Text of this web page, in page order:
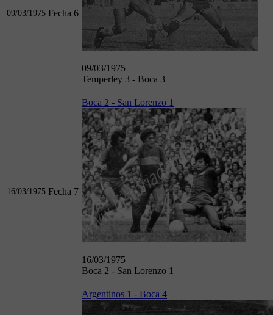
09/03/1975 Fecha 6
09/03/1975
Temperley 3 - Boca 3
16/03/1975 Fecha 7
Boca 2 - San Lorenzo 1
16/03/1975
Boca 2 - San Lorenzo 1
Argentinos 1 - Boca 4